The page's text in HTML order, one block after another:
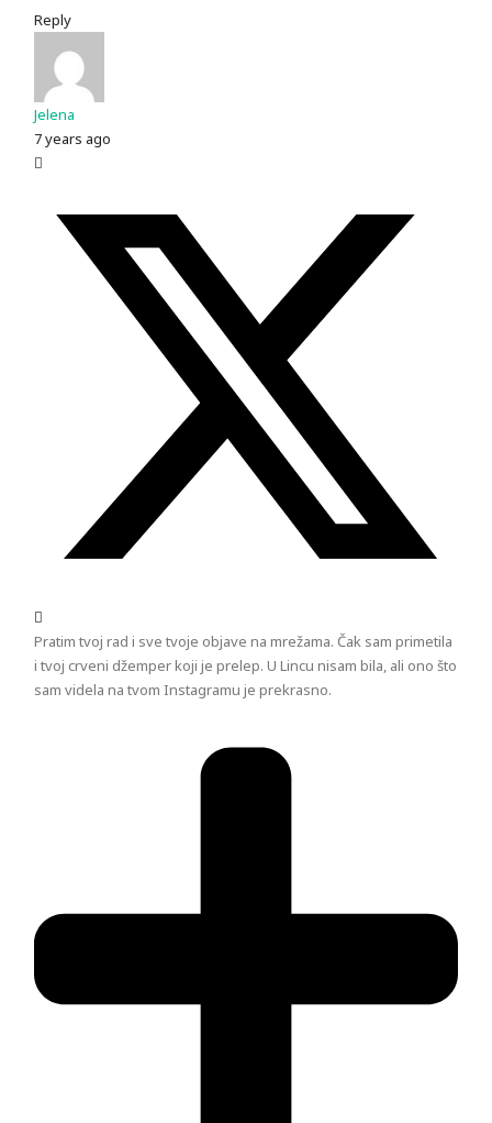
Reply
Jelena
7 years ago
Pratim tvoj rad i sve tvoje objave na mrežama. Čak sam primetila
i tvoj crveni džemper koji je prelep. U Lincu nisam bila, ali ono što
sam videla na tvom Instagramu je prekrasno.